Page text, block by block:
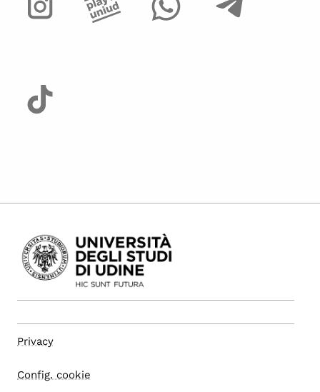
Privacy
Config. cookie